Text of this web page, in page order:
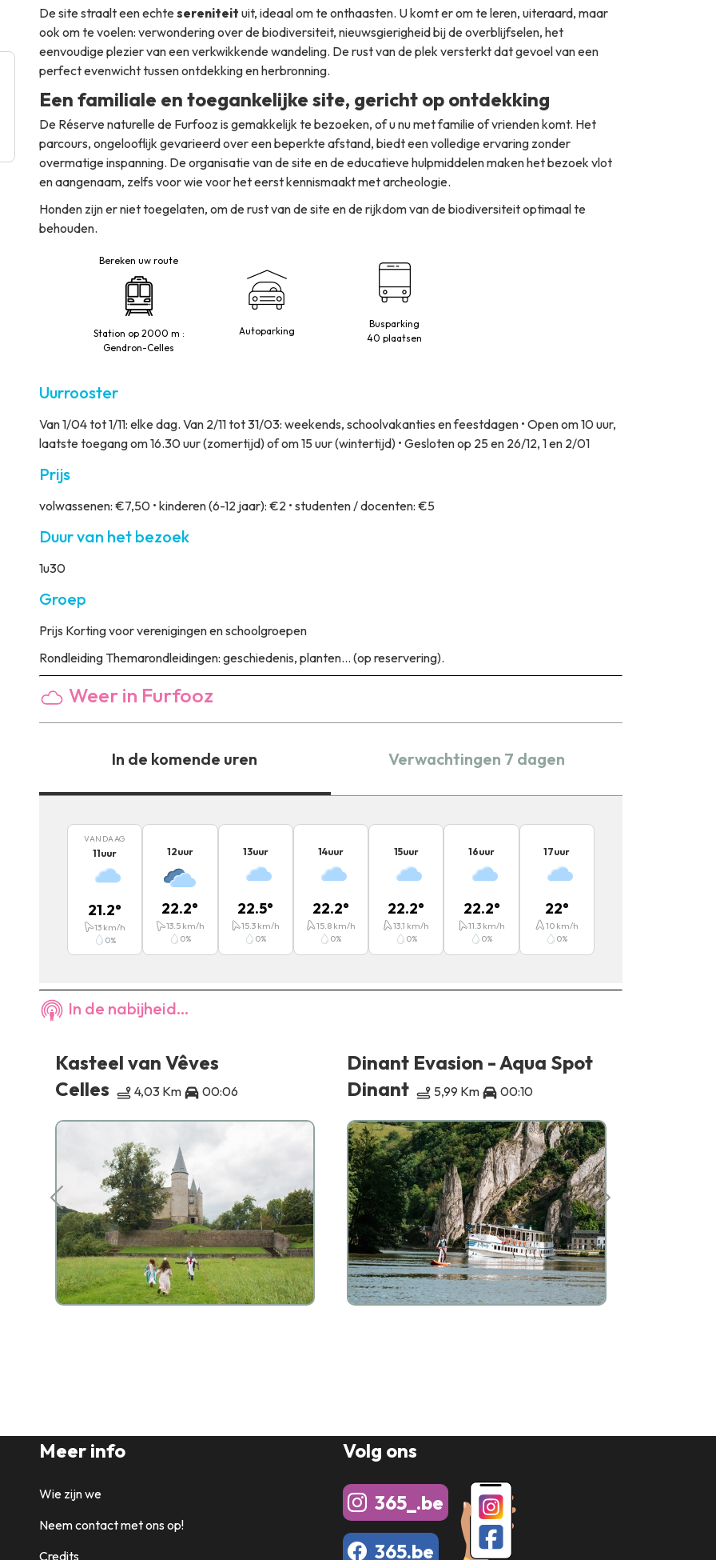
De site straalt een echtesereniteit uit, ideaal om te onthaasten. U komt er om te leren, uiteraard, maar
ook om te voelen: verwondering over de biodiversiteit, nieuwsgierigheid bij de overblijfselen, het
eenvoudige plezier van een verkwikkende wandeling. De rust van de plek versterkt dat gevoel van een
perfect evenwicht tussen ontdekking en herbronning.
Een familiale en toegankelijke site, gericht op ontdekking
De Réserve naturelle de Furfooz is gemakkelijk te bezoeken, of u nu met familie of vrienden komt. Het
parcours, ongelooflijk gevarieerd over een beperkte afstand, biedt een volledige ervaring zonder
overmatige inspanning. De organisatie van de site en de educatieve hulpmiddelen maken het bezoek vlot
en aangenaam, zelfs voor wie voor het eerst kennismaakt met archeologie.
Honden zijn er niet toegelaten, om de rust van de site en de rijkdom van de biodiversiteit optimaal te
behouden.
Bereken uw route
Station op 2000 m :
Gendron-Celles
Autoparking
Busparking
40 plaatsen
Uurrooster
Van 1/04 tot 1/11: elke dag. Van 2/11 tot 31/03: weekends, schoolvakanties en feestdagen • Open om 10 uur,
laatste toegang om 16.30 uur (zomertijd) of om 15 uur (wintertijd) • Gesloten op 25 en 26/12, 1 en 2/01
Prijs
volwassenen: €7,50 • kinderen (6-12 jaar): €2 • studenten / docenten: €5
Duur van het bezoek
1u30
Groep
Prijs Korting voor verenigingen en schoolgroepen
RondleidingThemarondleidingen: geschiedenis, planten... (op reservering).
Weer in Furfooz
In de komende uren Verwachtingen 7 dagen
VANDAAG
11uur
21.2°
13 km/h
0%
12uur
22.2°
13.5km/h
0%
13uur
22.5°
15.3 km/h
0%
14uur
22.2°
15.8km/h
0%
15uur
22.2°
13.1 km/h
0%
16uur
22.2°
11.3 km/h
0%
17uur
22°
10km/h
0%
In de nabijheid...
Kasteel van Vêves
Celles
4,03 Km 00:06
Dinant Evasion - Aqua Spot
Dinant
5,99 Km 00:10
Meer info
Wie zijn we
Neem contact met ons op!
Credits
Volg ons
365_.be
365.be